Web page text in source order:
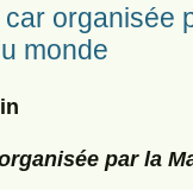
car organisée
monde
par la